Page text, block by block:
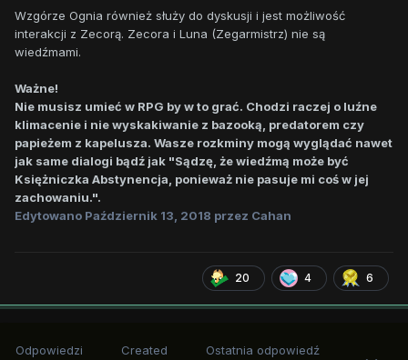
Wzgórze Ognia również służy do dyskusji i jest możliwość
interakcji z Zecorą. Zecora i Luna (Zegarmistrz) nie są
wiedźmami.
Ważne!
Nie musisz umieć w RPG by w to grać. Chodzi raczej o luźne
klimacenie i nie wyskakiwanie z bazooką, predatorem czy
papieżem z kapelusza. Wasze rozkminy mogą wyglądać nawet
jak same dialogi bądź jak "Sądzę, że wiedźmą może być
Księżniczka Abstynencja, ponieważ nie pasuje mi coś w jej
zachowaniu.".
Edytowano Październik 13, 2018 przez Cahan
20 4 6
Odpowiedzi Created Ostatnia odpowiedź